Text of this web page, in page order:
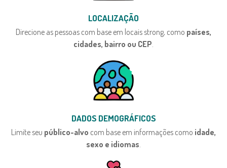
LOCALIZAÇÃO
Direcione as pessoas com base em locais strong, como países,
cidades, bairro ou CEP
DADOS DEMOGRÁFICOS
Limite seu público-alvo com base em informações como idade,
sexo e idiomas